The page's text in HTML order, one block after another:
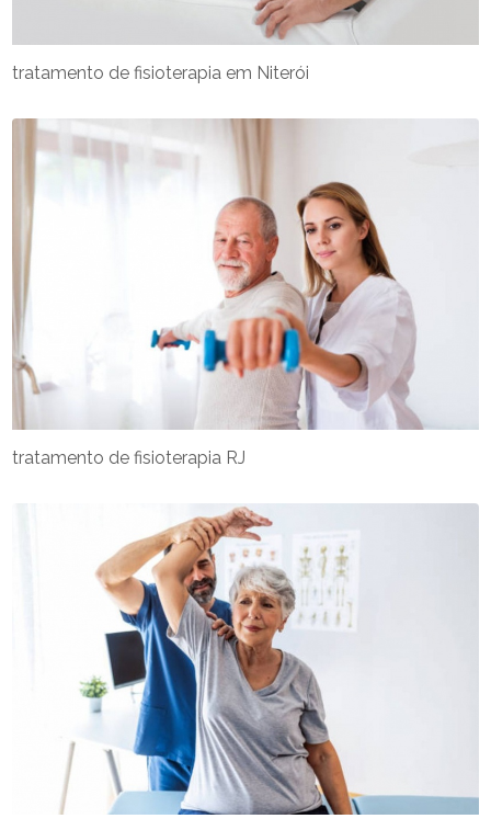
tratamento de fisioterapia RJ
tratamento de fisioterapia em Niterói